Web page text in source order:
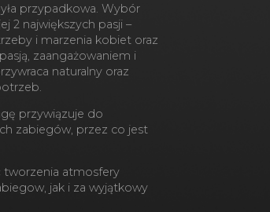
przypadkowa. Wybór
2 największych pasji –
i marzenia kobiet oraz
zaangażowaniem i
naturalny oraz
przywiązuje do
zabiegów, przez co jest
tworzenia atmosfery
jak i za wyjątkowy